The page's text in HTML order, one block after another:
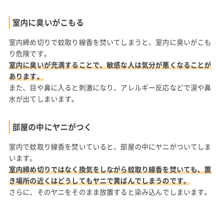
室内に臭いがこもる
室内締め切りで蚊取り線香を焚いてしまうと、室内に臭いがこも
り危険です。
室内に臭いが充満することで、敏感な人は気分が悪くなることが
あります。
また、目や鼻に入ると刺激になり、アレルギー反応などで涙や鼻
水が出てしまいます。
部屋の中にヤニがつく
室内で蚊取り線香を焚いていると、部屋の中にヤニがついてしま
います。
室内締め切りではなく換気をしながら蚊取り線香を焚いても、置
き場所の近くはどうしてもヤニで黄ばんでしまうのです。
さらに、そのヤニをそのまま放置すると染み込んでしまいます。